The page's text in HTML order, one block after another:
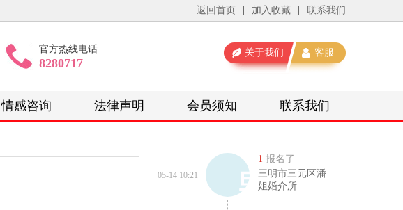
返回首页 加入收藏 联系我们
客服
关于我们
官方热线电话
8280717
情感咨询 法律声明 会员须知 联系我们
05-14 10:21
1 报名了
三明市三元区潘
姐婚介所